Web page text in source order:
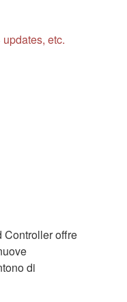
etc.
Controller offre
di